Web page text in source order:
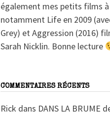
également mes petits films
notamment Life en 2009
Grey) et Aggression (2016)
Sarah Nicklin. Bonne lecture
COMMENTAIRES RÉCENTS
Rick dans DANS LA BRUME